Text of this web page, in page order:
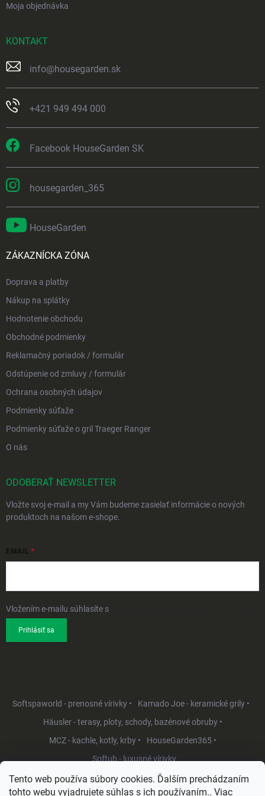
Tento web používa súbory cookies. Ďalším prechádzaním
tohto webu vyjadrujete súhlas s ich používaním.. Viac
Moja objednávka
KONTAKT
info@housegarden.sk
+421 949 494 000
Facebook HouseGarden SK
housegarden_365
HouseGarden
ZÁKAZNÍCKA ZÓNA
Doprava a platby
Nákup na splátky
Hodnotenie obchodu
Obchodné podmienky
Reklamačný poriadok / formulár
Odstúpenie od zmluvy / formulár
Ochrana osobných údajov
Podmienky súťaže
Podmienky súťaže o gril Traeger Ranger
O nás
ODOBERAŤ NEWSLETTER
Vložte svoj e-mail a my Vám budeme zasielať informácie o nových
produktoch na našom e-shope.
EMAIL
Vložením e-mailu súhlasíte s
Prihlásiť sa
Softspaworld - prenosné vírivky •
Kamado Joe - keramické grily •
Häusler - terasy, ploty, schody, bazénové obruby •
MCZ - kachle, kotly, krby •
HouseGarden365 •
Softub - luxusné vírivky